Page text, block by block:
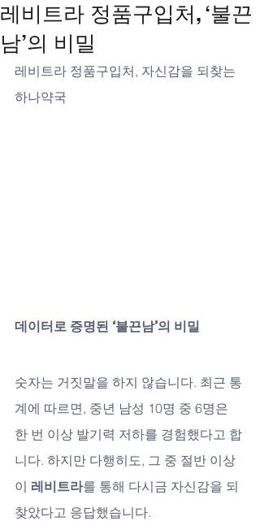
레비트라 정품구입처, ‘불끈
남’의 비밀
레비트라 정품구입처, 자신감을 되찾는
하나약국
데이터로 증명된 ‘불끈남’의 비밀
숫자는 거짓말을 하지 않습니다. 최근 통
계에 따르면, 중년 남성 10명 중 6명은
한 번 이상 발기력 저하를 경험했다고 합
니다. 하지만 다행히도, 그 중 절반 이상
이 레비트라를 통해 다시금 자신감을 되
찾았다고 응답했습니다.